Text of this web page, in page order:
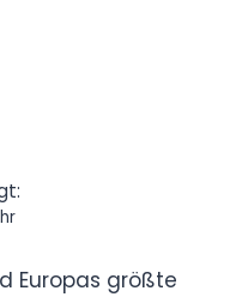
Europas größte